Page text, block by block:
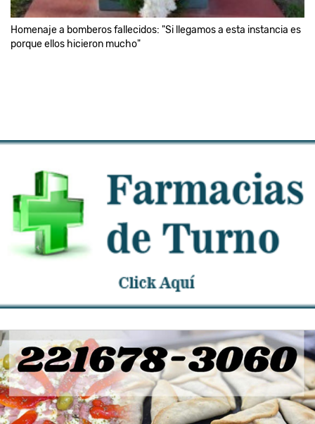
Homenaje a bomberos fallecidos: "Si llegamos a esta instancia es
porque ellos hicieron mucho"